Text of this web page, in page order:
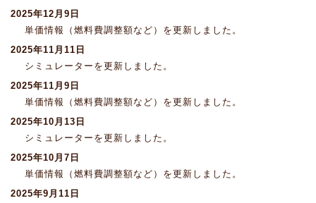
2025年12月9日
単価情報（燃料費調整額など）を更新しました。
2025年11月11日
シミュレーターを更新しました。
2025年11月9日
単価情報（燃料費調整額など）を更新しました。
2025年10月13日
シミュレーターを更新しました。
2025年10月7日
単価情報（燃料費調整額など）を更新しました。
2025年9月11日